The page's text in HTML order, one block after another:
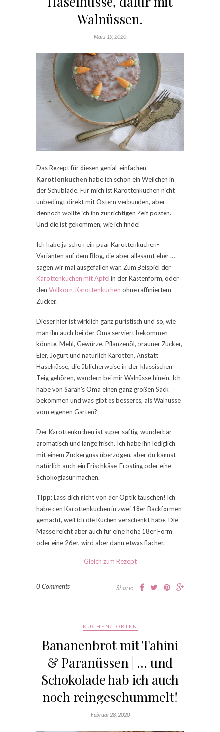
Walnüssen.
März 19, 2020
Das Rezept für diesen genial-einfachen
Karottenkuchen habe ich schon ein Weilchen in
der Schublade. Für mich ist Karottenkuchen nicht
unbedingt direkt mit Ostern verbunden, aber
dennoch wollte ich ihn zur richtigen Zeit posten.
Und die ist gekommen, wie ich finde!
Ich habe ja schon ein paar Karottenkuchen-
Varianten auf dem Blog, die aber allesamt eher …
sagen wir mal ausgefallen war. Zum Beispiel der
Karottenkuchen mit Apfel in der Kastenform, oder
den Vollkorn-Karottenkuchen ohne raffiniertem
Zucker.
Dieser hier ist wirklich ganz puristisch und so, wie
man ihn auch bei der Oma serviert bekommen
könnte. Mehl, Gewürze, Pflanzenöl, brauner Zucker,
Eier, Jogurt und natürlich Karotten. Anstatt
Haselnüsse, die üblicherweise in den klassischen
Teig gehören, wandern bei mir Walnüsse hinein. Ich
habe von Sarah’s Oma einen ganz großen Sack
bekommen und was gibt es besseres, als Walnüsse
vom eigenen Garten?
Der Karottenkuchen ist super saftig, wunderbar
aromatisch und lange frisch. Ich habe ihn lediglich
mit einem Zuckerguss überzogen, aber du kannst
natürlich auch ein Frischkäse-Frosting oder eine
Schokoglasur machen.
Tipp:Lass dich nicht von der Optik täuschen! Ich
habe den Karottenkuchen in zwei 18er Backformen
gemacht, weil ich die Kuchen verschenkt habe. Die
Masse reicht aber auch für eine hohe 18er Form
oder eine 26er, wird aber dann etwas flacher.
Gleich zum Rezept
0 Comments Share:
KUCHEN/TORTEN
Bananenbrot mit Tahini
& Paranüssen | … und
Schokolade hab ich auch
noch reingeschummelt!
Februar 28, 2020